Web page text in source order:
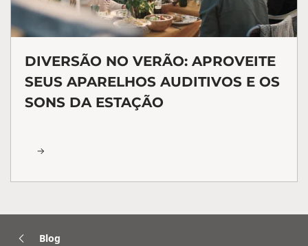
DIVERSÃO NO VERÃO: APROVEITE
SEUS APARELHOS AUDITIVOS E OS
SONS DA ESTAÇÃO
Blog